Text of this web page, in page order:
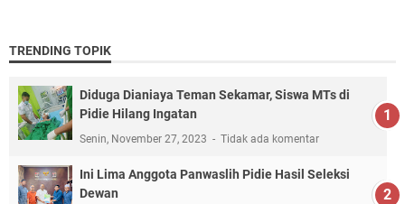
TRENDING TOPIK
Diduga Dianiaya Teman Sekamar, Siswa MTs di
Pidie Hilang Ingatan
Senin, November 27, 2023 Tidak ada komentar
Ini Lima Anggota Panwaslih Pidie Hasil Seleksi
Dewan